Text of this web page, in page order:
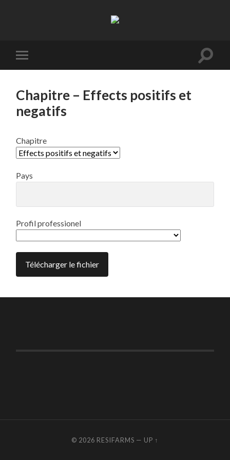
Resifarms
Toggle
mobile
Toggle
Chapitre – Effects positifs et
negatifs
Chapitre
Pays
Profil professionel
© 2026 RESIFARMS — UP ↑